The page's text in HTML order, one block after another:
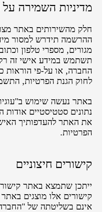
מדיניות השמירה על
חלק מהשירותים באתר
ההרשמה תידרש למסור
מגורים, מספרי טלפון
תשתמש במידע אישי זה רק
החברה, או על-פי הוראות
לחוק הגנת הפרטיות, התשמ"א
נתונים סטטיסטיים אודות
את האתר להעדפותיך
הפרטיות.
קישורים חיצוניים
ייתכן שתמצא באתר
קישורים אלו מוצגים באתר
אינם בשליטתה של "החברה"